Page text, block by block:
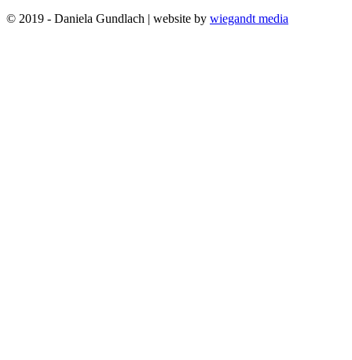
© 2019 - Daniela Gundlach | website by wiegandt media